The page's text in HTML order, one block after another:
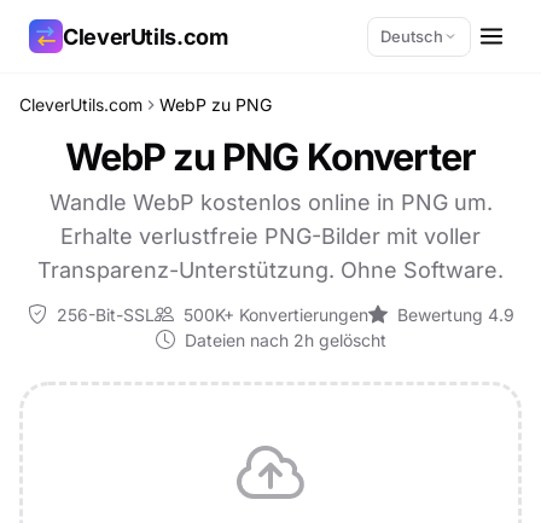
CleverUtils.com Deutsch
CleverUtils.com WebP zu PNG
WebP zu PNG Konverter
Wandle WebP kostenlos online in PNG um.
Erhalte verlustfreie PNG-Bilder mit voller
Transparenz-Unterstützung. Ohne Software.
256-Bit-SSL 500K+ Konvertierungen
Bewertung 4.9
Dateien nach 2h gelöscht
Link kopieren